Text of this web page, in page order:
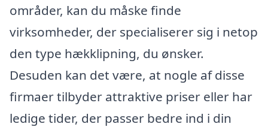
områder, kan du måske finde
virksomheder, der specialiserer sig i netop
den type hækklipning, du ønsker.
Desuden kan det være, at nogle af disse
firmaer tilbyder attraktive priser eller har
ledige tider, der passer bedre ind i din